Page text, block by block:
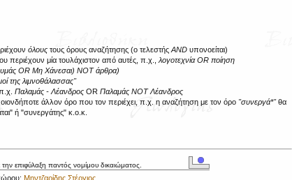
όλους τους όρους αναζήτησης (ο τελεστήςAND υπονοείται)
περιέχουν μία τουλάχιστον από αυτές, π.χ.,λογοτεχνία OR ποίηση
OR Μη Χάνεσαι) NOT άρθρα)
της λιμνοθάλασσας"
Παλαμάς - ΛέανδροςORΠαλαμάς NOT Λέανδρος
άλλον όρο που τον περιέχει, π.χ. η αναζήτηση με τον όρο "συνεργά*"θα
ή "συνεργάτης" κ.ο.κ.
επιφύλαξη παντός νομίμου δικαιώματος.
Μηντζαρίδης Στέργιος